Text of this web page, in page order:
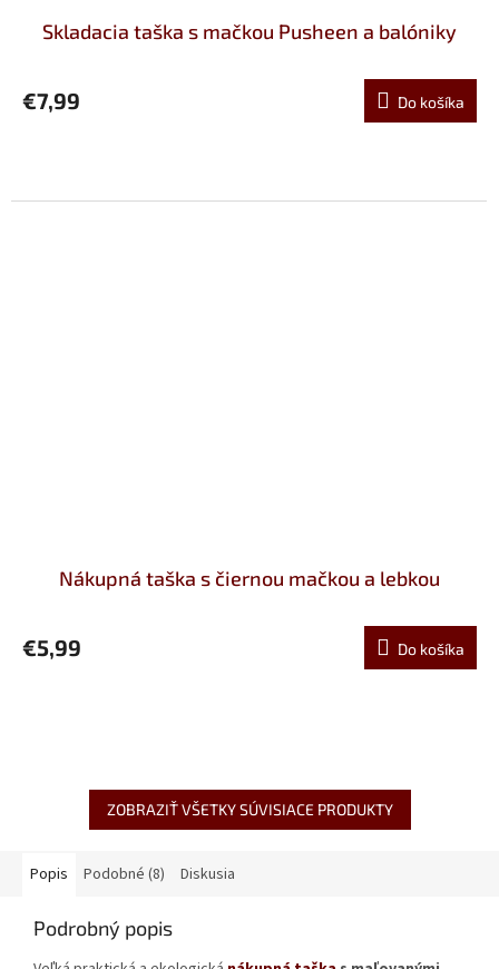
Skladacia taška s mačkou Pusheen a balóniky
€7,99 Do košíka
Nákupná taška s čiernou mačkou a lebkou
€5,99 Do košíka
ZOBRAZIŤ VŠETKY SÚVISIACE PRODUKTY
Popis Podobné (8) Diskusia
Podrobný popis